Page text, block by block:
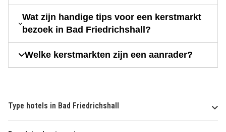
Wat zijn handige tips voor een kerstmarkt
bezoek in Bad Friedrichshall?
Welke kerstmarkten zijn een aanrader?
Type hotels in Bad Friedrichshall